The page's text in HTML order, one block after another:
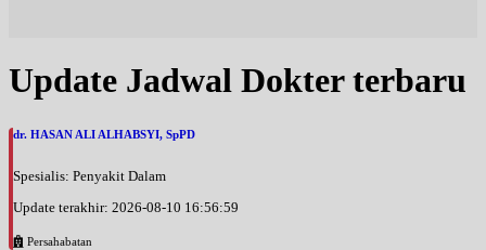
Update Jadwal Dokter terbaru
dr. HASAN ALI ALHABSYI, SpPD
Spesialis: Penyakit Dalam
Update terakhir: 2026-08-10 16:56:59
Persahabatan